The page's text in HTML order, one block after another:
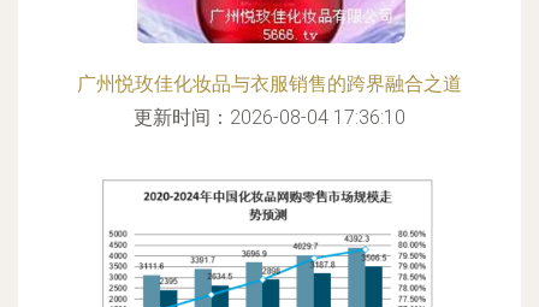
广州悦玫佳化妆品与衣服销售的跨界融合之道
更新时间：2026-08-04 17:36:10